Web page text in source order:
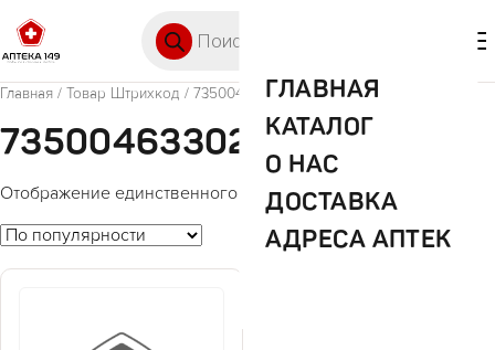
ГЛАВНАЯ
КАТАЛОГ
О НАС
ДОСТАВКА
АДРЕСА АПТЕК
Главная / Товар Штрихкод / 7350046330207
7350046330207
Отображение единственного товара